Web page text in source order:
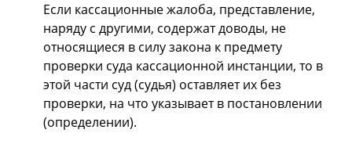
Если кассационные жалоба, представление,
наряду с другими, содержат доводы, не
относящиеся в силу закона к предмету
проверки суда кассационной инстанции, то в
этой части суд (судья) оставляет их без
проверки, на что указывает в постановлении
(определении).